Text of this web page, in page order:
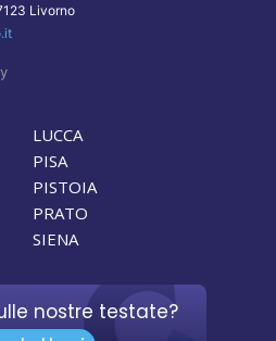
Livorno
LUCCA
PISA
PISTOIA
PRATO
SIENA
nostre testate?